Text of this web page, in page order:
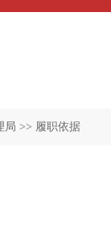
局 >> 履职依据